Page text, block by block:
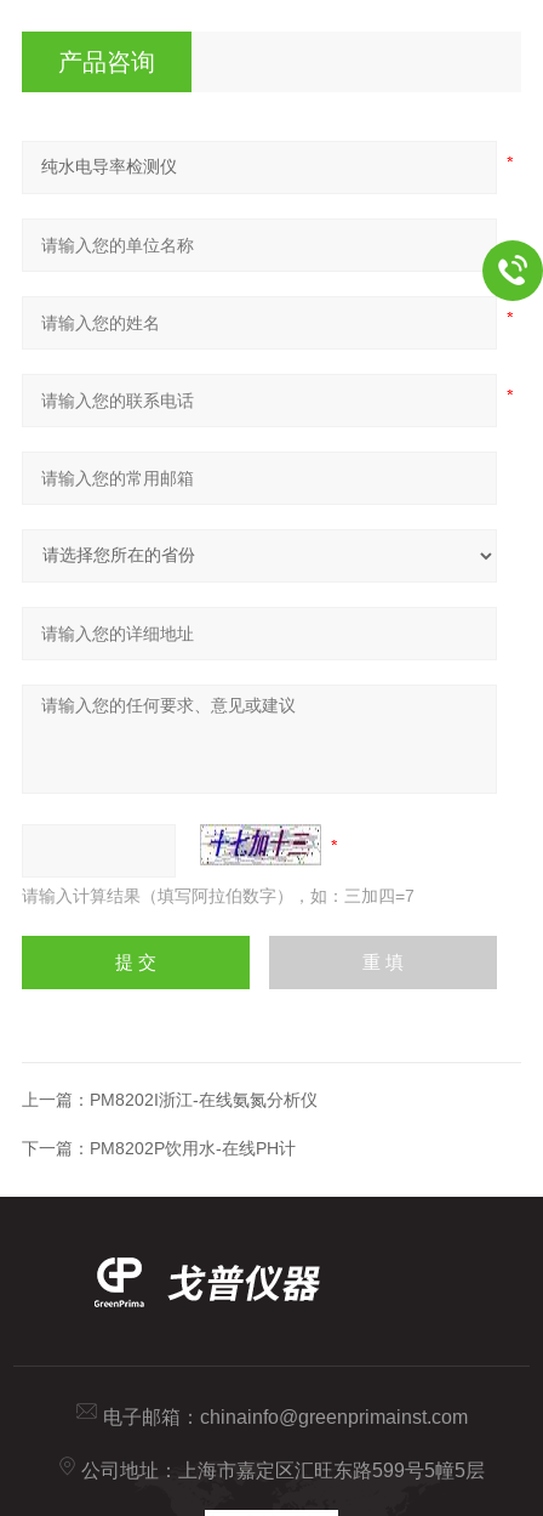
产品咨询
请输入计算结果（填写阿拉伯数字），如：三加四=7
上一篇： PM8202I浙江-在线氨氮分析仪
下一篇： PM8202P饮用水-在线PH计
电子邮箱： chinainfo@greenprimainst.com
公司地址：上海市嘉定区汇旺东路599号5幢5层